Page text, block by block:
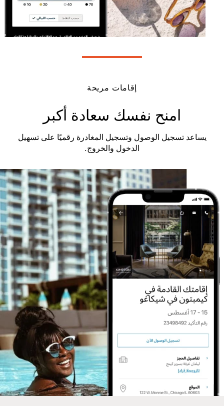
إقامات مريحة
امنح نفسك سعادة أكبر
يساعد تسجيل الوصول وتسجيل المغادرة رقميًا على تسهيل
الدخول والخروج.